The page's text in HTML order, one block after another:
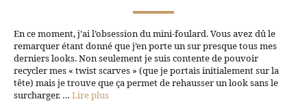
En ce moment, j’ai l’obsession du mini-foulard. Vous avez dû le
remarquer étant donné que j’en porte un sur presque tous mes
derniers looks. Non seulement je suis contente de pouvoir
recycler mes « twist scarves » (que je portais initialement sur la
tête) mais je trouve que ça permet de rehausser un look sans le
surcharger. … Lire plus